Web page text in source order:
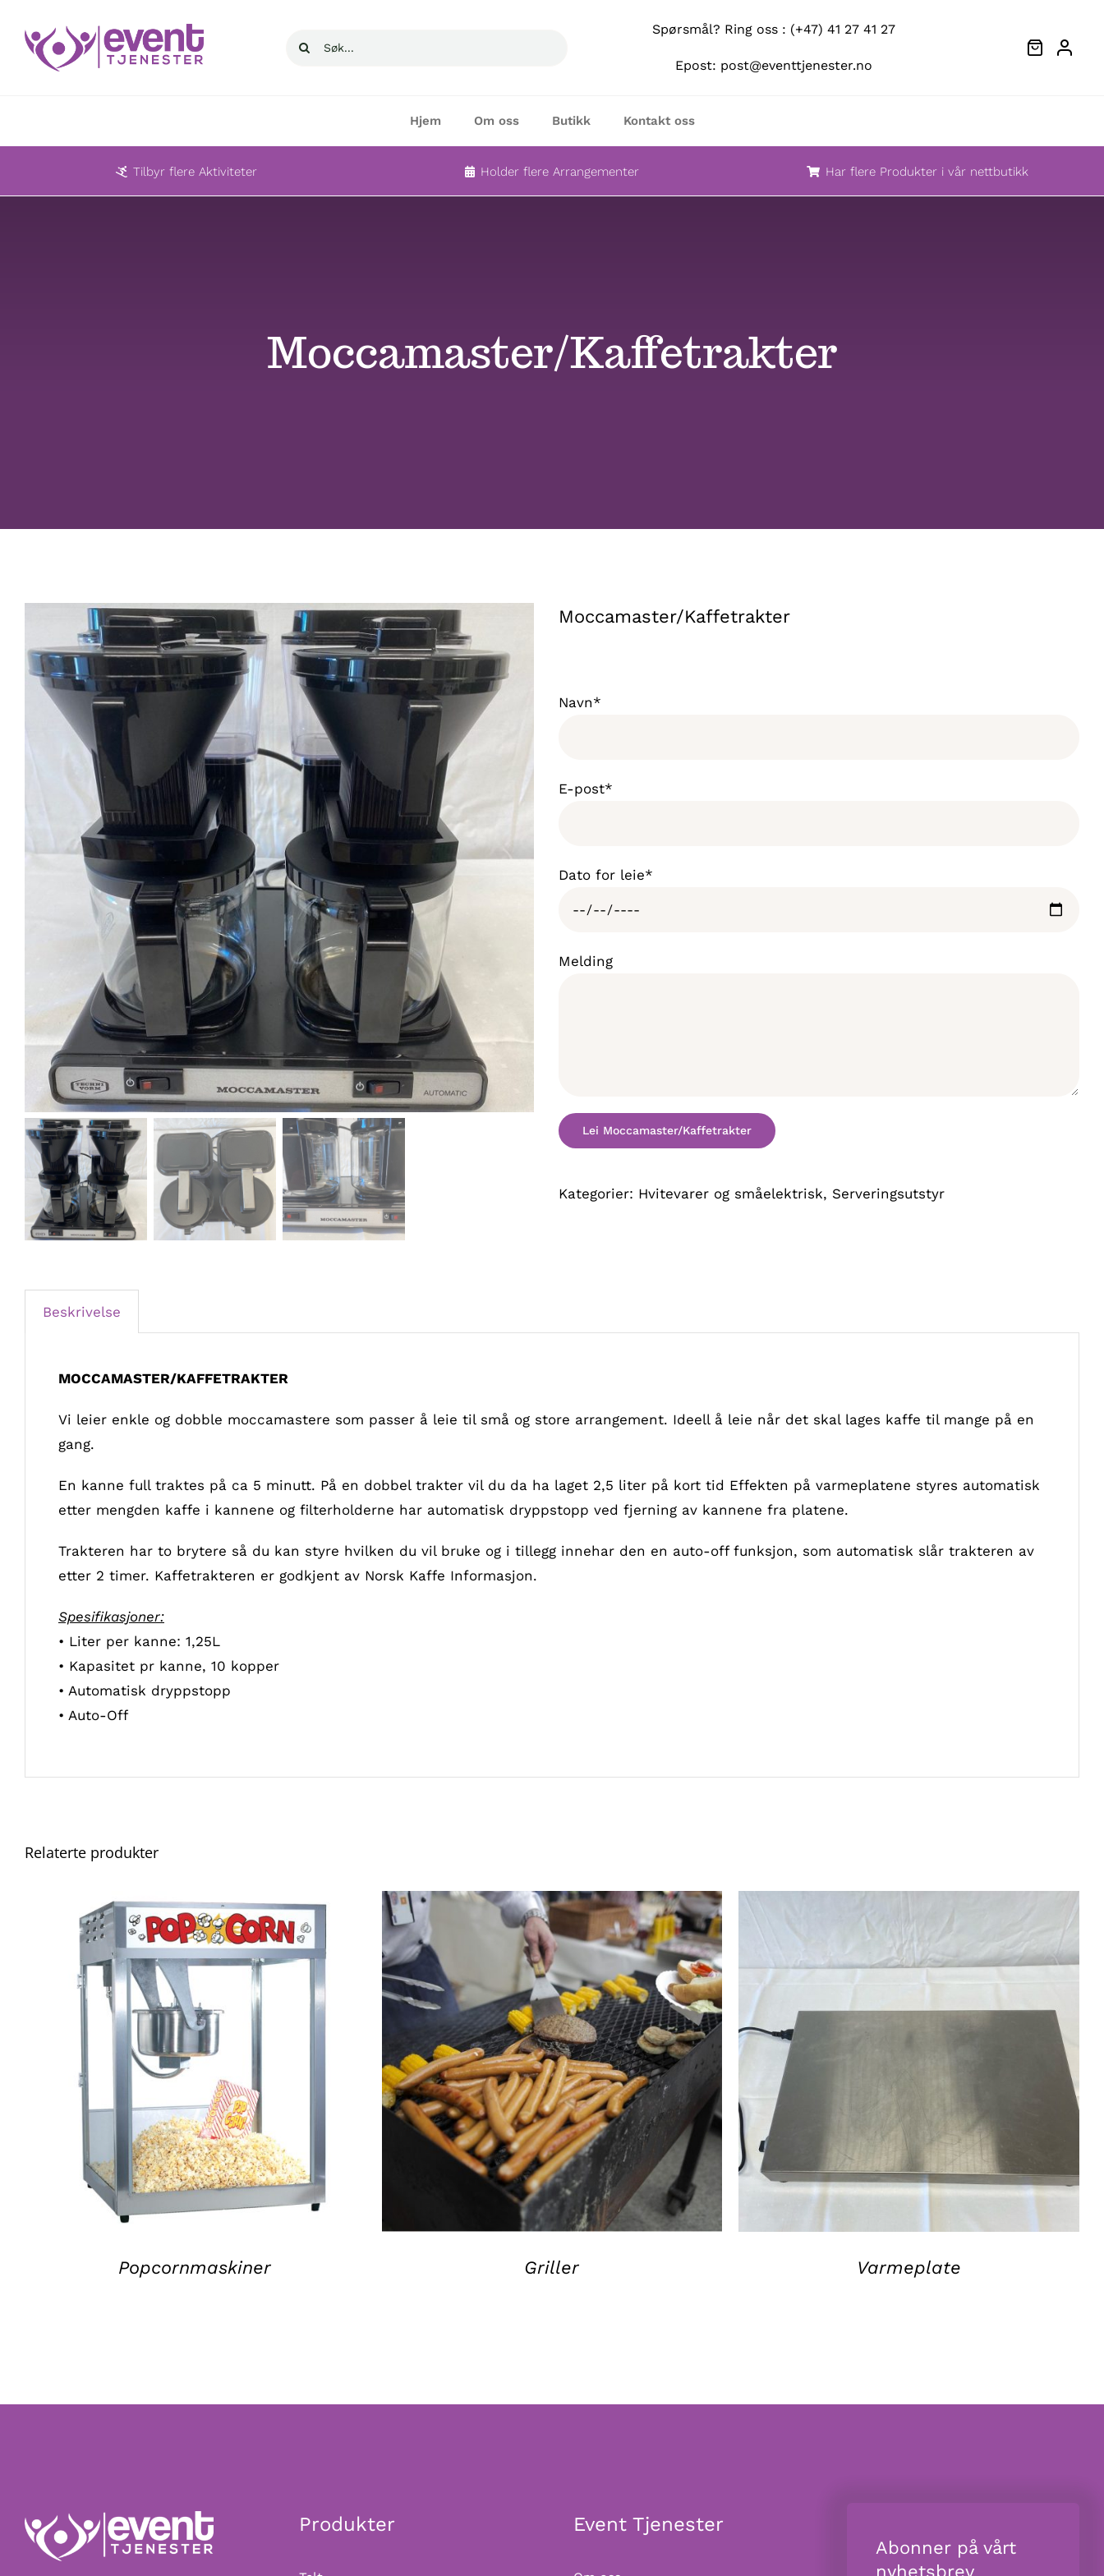
content
Søk
Spørsmål? Ring oss : (+47) 41 27 41 27
Epost: post@eventtjenester.no
Hjem Om oss Butikk Kontakt oss
Tilbyr flere Aktiviteter Holder flere Arrangementer Har flere Produkter i vår nettbutikk
Moccamaster/Kaffetrakter
Moccamaster/Kaffetrakter
Navn*
E-post*
Dato for leie*
Melding
Kategorier: Hvitevarer og småelektrisk, Serveringsutstyr
Beskrivelse
MOCCAMASTER/KAFFETRAKTER
Vi leier enkle og dobble moccamastere som passer å leie til små og store arrangement. Ideell å leie når det skal lages kaffe til mange på en
gang.
En kanne full traktes på ca 5 minutt. På en dobbel trakter vil du da ha laget 2,5 liter på kort tid Effekten på varmeplatene styres automatisk
etter mengden kaffe i kannene og filterholderne har automatisk dryppstopp ved fjerning av kannene fra platene.
Trakteren har to brytere så du kan styre hvilken du vil bruke og i tillegg innehar den en auto-off funksjon, som automatisk slår trakteren av
etter 2 timer. Kaffetrakteren er godkjent av Norsk Kaffe Informasjon.
Spesifikasjoner:
• Liter per kanne: 1,25L
• Kapasitet pr kanne, 10 kopper
• Automatisk dryppstopp
• Auto-Off
Relaterte produkter
QUICK VIEW
Popcornmaskiner
QUICK VIEW
Griller Varmeplate
Produkter Event Tjenester
Abonner på vårt
nyhetsbrev